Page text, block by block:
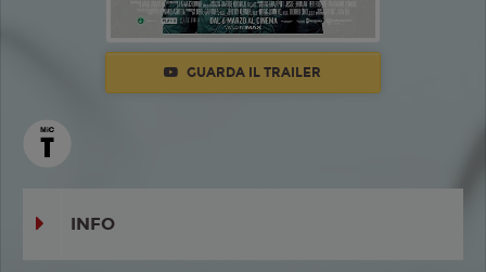
GUARDA IL TRAILER
INFO